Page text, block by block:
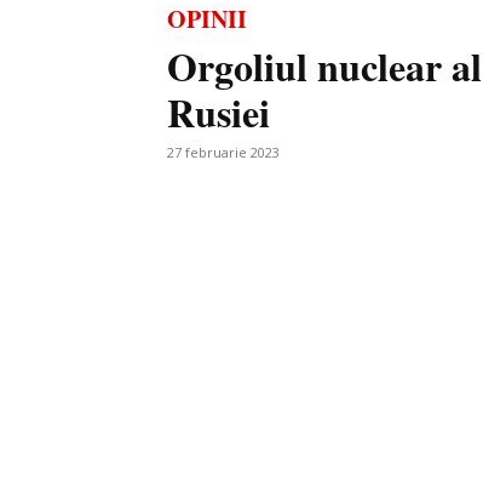
OPINII
Orgoliul nuclear al
Rusiei
27 februarie 2023